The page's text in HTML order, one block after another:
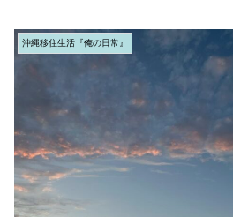
沖縄移住生活『俺の日常』